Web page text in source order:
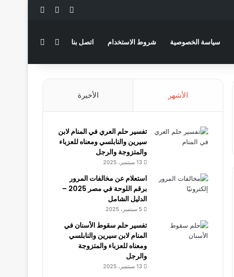
فيسبوك
سياسة الخصوصية شروط الاستخدام اتصل بنا الوضع المظلم
الأشهر الأخيرة
تفسير حلم العري في المنام لابن
سيرين والنابلسي ومعناه للعزباء
والمتزوجة والرجل
13 سبتمبر، 2025
استعلام عن مخالفات المرور
برقم اللوحة في مصر 2025 –
الدليل الشامل
5 سبتمبر، 2025
تفسير حلم سقوط الأسنان في
المنام لابن سيرين والنابلسي
ومعناه للعزباء والمتزوجة
والرجل
13 سبتمبر، 2025